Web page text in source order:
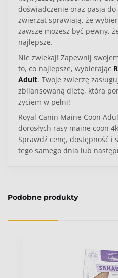
doświadczenie oraz pasja
zwierząt sprawiają, że
zawsze możesz być pewny,
najlepsze.
Nie zwlekaj! Zapewnij
to, co najlepsze, wybierając
Adult. Twoje zwierzę
zbilansowaną dietę, która
życiem w pełni!
Royal Canin Maine Coon
dorosłych rasy maine coon
Sprawdź cenę, dostępność i
tego samego dnia lub
Typ produktu
Podobne produkty